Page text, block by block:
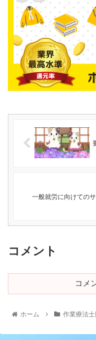
一般就労に向けての
コメント
コメ
ホーム 作業療法